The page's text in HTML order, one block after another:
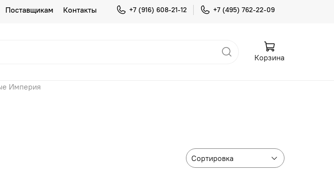
Поставщикам Контакты +7 (916) 608-21-12 +7 (495) 762-22-09
Корзина
Империя